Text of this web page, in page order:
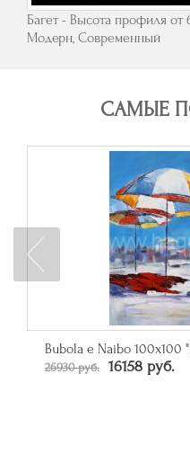
Багет - Высота профиля от
Модерн, Современный
САМЫЕ
Зеркало прямоугольное
От 50790 руб.